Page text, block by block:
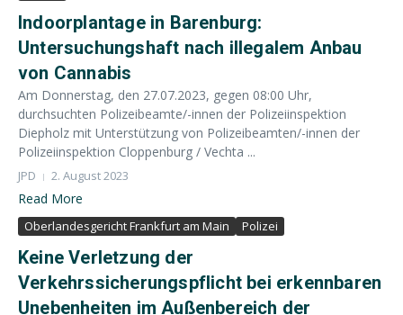
Indoorplantage in Barenburg:
Untersuchungshaft nach illegalem Anbau
von Cannabis
Am Donnerstag, den 27.07.2023, gegen 08:00 Uhr,
durchsuchten Polizeibeamte/-innen der Polizeiinspektion
Diepholz mit Unterstützung von Polizeibeamten/-innen der
Polizeiinspektion Cloppenburg / Vechta ...
JPD 2. August 2023
Read More
Oberlandesgericht Frankfurt am Main Polizei
Keine Verletzung der
Verkehrssicherungspflicht bei erkennbaren
Unebenheiten im Außenbereich der